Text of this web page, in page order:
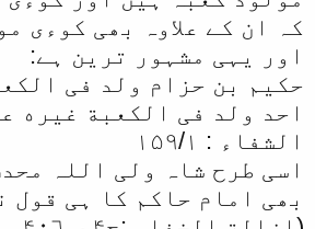
کہ ان کے علاوہ بھی کوءی
اور یہی مشہور ترین ہے:
حکیم بن حزام ولد فی
احد ولد فی الکعبة غیره
الشفاء : ١۵۹/١
اسی طرح شاہ ولی اللہ
بھی امام حاکم کا ہی قول